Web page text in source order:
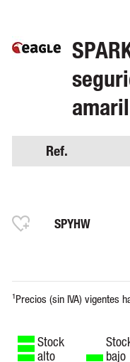
Ref.
SPYHW
Stock
alto
bajo